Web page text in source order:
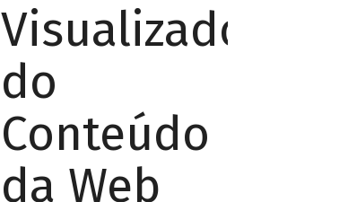
Visualizador
do
Conteúdo
da Web